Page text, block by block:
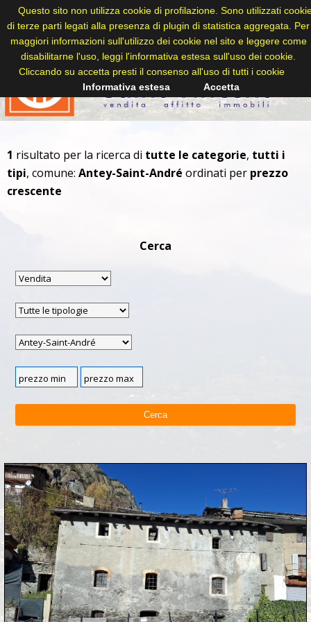
1 risultato per la ricerca di tutte le categorie, tutti i
tipi, comune: Antey-Saint-André ordinati per prezzo
crescente
Cerca
Questo sito non utilizza cookie di profilazione. Sono utilizzati
di terze parti legati alla presenza di plugin di statistica aggregata. Per
maggiori informazioni sull'utilizzo dei cookie nel sito e leggere come
disabilitarne l'uso, leggi l'informativa estesa sull'uso dei cookie.
Cliccando su accetta presti il consenso all'uso di tutti i cookie
Informativa estesa
Accetta